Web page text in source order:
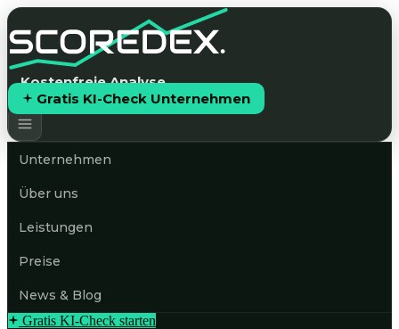
Kostenfreie Analyse
Gratis KI-Check Unternehmen
Unternehmen
Über uns
Leistungen
Preise
News & Blog
Gratis KI-Check starten